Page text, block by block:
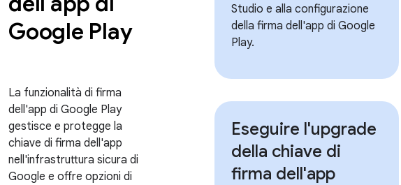
Google Play
La funzionalità di firma
dell'app di Google Play
gestisce e protegge la
chiave di firma dell'app
nell'infrastruttura sicura di
Google e offre opzioni di
Studio e alla configurazione
della firma dell'app di Google
Play.
Eseguire l'upgrade
della chiave di
firma dell'app